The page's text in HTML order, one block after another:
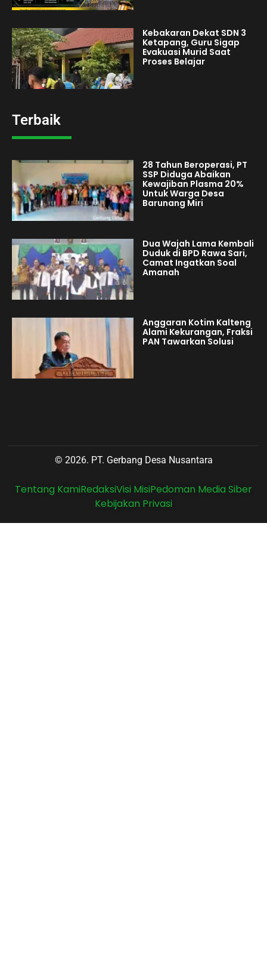
Kebakaran Dekat SDN 3
Ketapang, Guru Sigap
Evakuasi Murid Saat
Proses Belajar
Terbaik
28 Tahun Beroperasi, PT
SSP Diduga Abaikan
Kewajiban Plasma 20%
Untuk Warga Desa
Barunang Miri
Dua Wajah Lama Kembali
Duduk di BPD Rawa Sari,
Camat Ingatkan Soal
Amanah
Anggaran Kotim Kalteng
Alami Kekurangan, Fraksi
PAN Tawarkan Solusi
© 2026. PT. Gerbang Desa Nusantara
Tentang KamiRedaksiVisi MisiPedoman Media Siber
Kebijakan Privasi